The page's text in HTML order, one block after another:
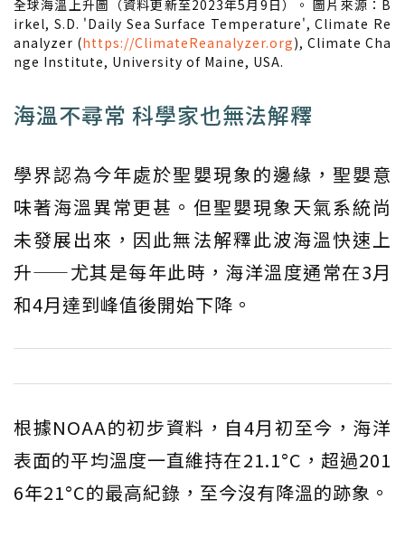
全球海溫上升圖（資料更新至2023年5月9日）。 圖片來源：B
irkel, S.D. 'Daily Sea Surface Temperature', Climate Re
analyzer (https://ClimateReanalyzer.org), Climate Cha
nge Institute, University of Maine, USA.
海溫不尋常 科學家也無法解釋
學界認為今年處於聖嬰現象的邊緣，聖嬰意
味著海溫異常更甚。但聖嬰現象天氣系統尚
未發展出來，因此無法解釋此波海溫快速上
升——尤其是每年此時，海洋溫度通常在3月
和4月達到峰值後開始下降。
根據NOAA的初步資料，自4月初至今，海洋
表面的平均溫度一直維持在21.1°C，超過201
6年21°C的最高紀錄，至今沒有降溫的跡象。